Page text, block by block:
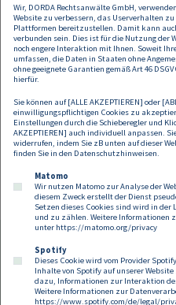
Gemäß der Richtlinie sollen die
20.11.2026 in Kraft treten; dieses
Regierungsvorlage als
vorgesehen. Wann der endgültige
Bundesgesetzblatt veröffentlicht
nicht fest. Kreditgeber und
Zeitfenster, um ihre
entsprechend anzupassen. Es ist
notwendigen Vorkehrungen zu
gesetzlichen Vorgaben
Kontakt Datenschutz
Compliance
Cookies
Wir, DORDA Rechtsanwälte GmbH, verwenden
Website zu verbessern, das Userverhalten
Plattformen bereitzustellen. Damit kann
verbunden sein. Dies ist für die Nutzung der
noch engere Interaktion mit Ihnen. Soweit
umfassen, die Daten in Staaten ohne
ohne geeignete Garantien gemäß Art 46
hierfür.
Sie können auf [ALLE AKZEPTIEREN] oder
einwilligungspflichtigen Cookies zu
Einstellungen durch die Schieberegler und
AKZEPTIEREN] auch individuell anpassen.
widerrufen, indem Sie zB unten auf dieser
finden Sie in den Datenschutzhinweisen.
Matomo
Wir nutzen Matomo zur Analyse der
diesem Zweck erstellt der Dienst
Setzen dieses Cookies sind wird in
und zu zählen. Weitere Informationen
unter https://matomo.org/privacy
Spotify
Dieses Cookie wird vom Provider
Inhalte von Spotify auf unserer
dazu, Informationen zur Interaktion
Weitere Informationen zur
https://www.spotify.com/de/legal/